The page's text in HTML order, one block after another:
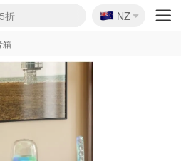
折
总
拍起
1折
板价
折
浴露
票6折
薰
折$881
日达
🇳🇿
NZ
箱